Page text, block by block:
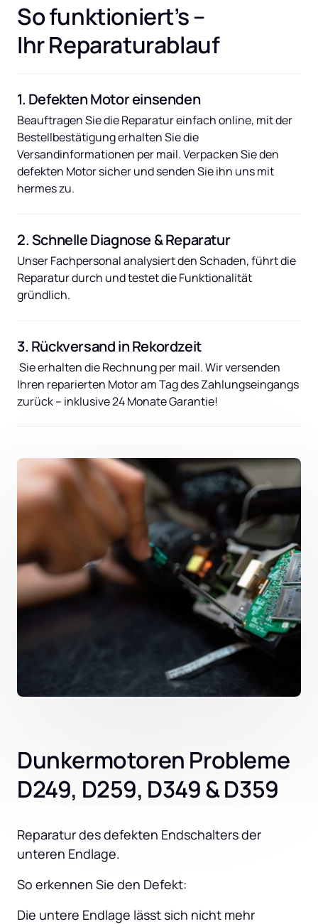
So funktioniert’s –
Ihr Reparaturablauf
1. Defekten Motor einsenden
Beauftragen Sie die Reparatur einfach online, mit der
Bestellbestätigung erhalten Sie die
Versandinformationen per mail. Verpacken Sie den
defekten Motor sicher und senden Sie ihn uns mit
hermes zu.
2. Schnelle Diagnose & Reparatur
Unser Fachpersonal analysiert den Schaden, führt die
Reparatur durch und testet die Funktionalität
gründlich.
3. Rückversand in Rekordzeit
Ihren reparierten Motor am Tag des Zahlungseingangs
zurück – inklusive 24 Monate Garantie!
Dunkermotoren Probleme
D249, D259, D349 & D359
Reparatur des defekten Endschalters der
unteren Endlage.
So erkennen Sie den Defekt:
Die untere Endlage lässt sich nicht mehr